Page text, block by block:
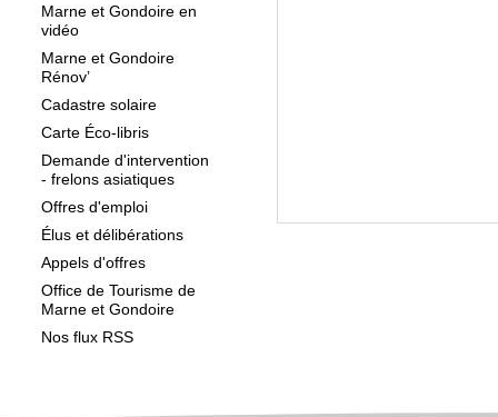
Marne et Gondoire en
vidéo
Marne et Gondoire
Rénov’
Cadastre solaire
Carte Éco-libris
Demande d'intervention
- frelons asiatiques
Offres d'emploi
Élus et délibérations
Appels d'offres
Office de Tourisme de
Marne et Gondoire
Nos flux RSS